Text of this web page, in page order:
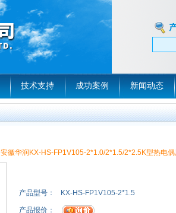
技术支持 成功案例 新闻动态
安徽华润KX-HS-FP1V105-2*1.0/2*1.5/2*2.5K型热电
产品型号： KX-HS-FP1V105-2*1.5
产品报价：